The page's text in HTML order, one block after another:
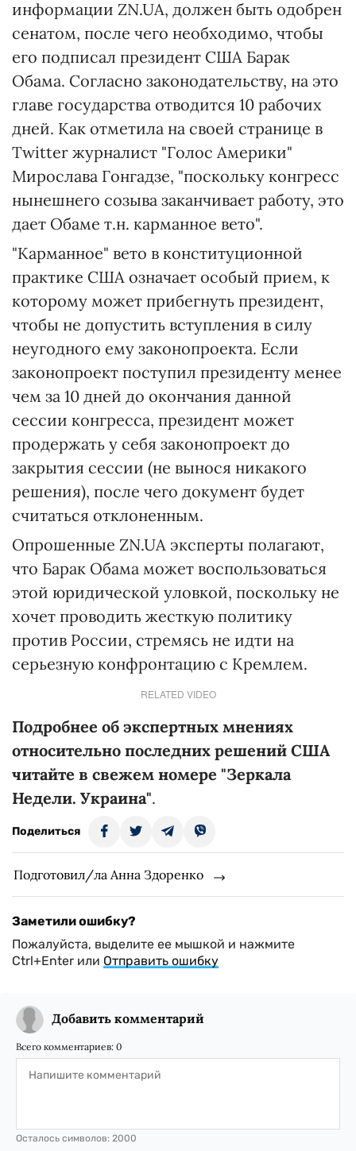
информации ZN.UA, должен быть одобрен
сенатом, после чего необходимо, чтобы
его подписал президент США Барак
Обама. Согласно законодательству, на это
главе государства отводится 10 рабочих
дней. Как отметила на своей странице в
Twitter журналист "Голос Америки"
Мирослава Гонгадзе, "поскольку конгресс
нынешнего созыва заканчивает работу, это
дает Обаме т.н. карманное вето".
"Карманное" вето в конституционной
практике США означает особый прием, к
которому может прибегнуть президент,
чтобы не допустить вступления в силу
неугодного ему законопроекта. Если
законопроект поступил президенту менее
чем за 10 дней до окончания данной
сессии конгресса, президент может
продержать у себя законопроект до
закрытия сессии (не вынося никакого
решения), после чего документ будет
считаться отклоненным.
Опрошенные ZN.UA эксперты полагают,
что Барак Обама может воспользоваться
этой юридической уловкой, поскольку не
хочет проводить жесткую политику
против России, стремясь не идти на
серьезную конфронтацию с Кремлем.
RELATED VIDEO
Подробнее об экспертных мнениях
относительно последних решений США
читайте в свежем номере "Зеркала
Недели. Украина".
Поделиться
Подготовил/ла Анна Здоренко
Заметили ошибку?
Пожалуйста, выделите ее мышкой и нажмите
Ctrl+Enter или Отправить ошибку
Добавить комментарий
Всего комментариев: 0
Осталось символов: 2000